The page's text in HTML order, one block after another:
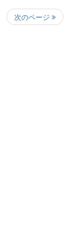
次のページ